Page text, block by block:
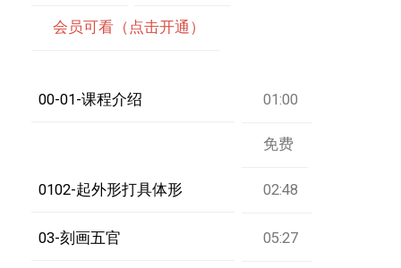
会员可看（点击开通）
00-01-课程介绍 01:00
免费
0102-起外形打具体形 02:48
03-刻画五官 05:27